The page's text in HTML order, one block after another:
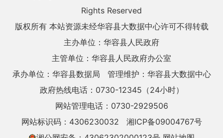
Rights Reserved
版权所有 本站资源未经华容县大数据中心许可不得转载
主办单位：华容县人民政府
主管单位：华容县人民政府办公室
承办单位：华容县数据局
管理维护：华容县大数据中心
政府热线电话：0730-12345（24小时）
网站管理电话：0730-2929506
网站标识码：4306230032
湘ICP备09004767号